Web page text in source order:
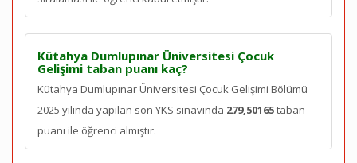
Kütahya Dumlupınar Üniversitesi Çocuk
Gelişimi taban puanı kaç?
Kütahya Dumlupınar Üniversitesi Çocuk Gelişimi Bölümü
2025 yılında yapılan son YKS sınavında 279,50165taban
puanı ile öğrenci almıştır.